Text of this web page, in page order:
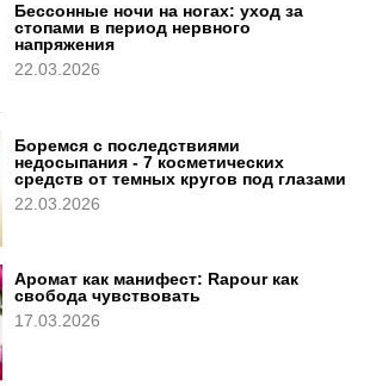
Бессонные ночи на ногах: уход за
стопами в период нервного
напряжения
22.03.2026
Боремся с последствиями
недосыпания - 7 косметических
средств от темных кругов под глазами
22.03.2026
Аромат как манифест: Rapour как
свобода чувствовать
17.03.2026